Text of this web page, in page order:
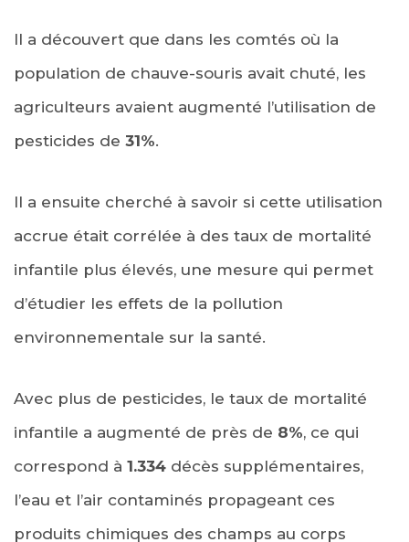
Il a découvert que dans les comtés où la
population de chauve-souris avait chuté, les
agriculteurs avaient augmenté l’utilisation de
pesticides de 31%.
Il a ensuite cherché à savoir si cette utilisation
accrue était corrélée à des taux de mortalité
infantile plus élevés, une mesure qui permet
d’étudier les effets de la pollution
environnementale sur la santé.
Avec plus de pesticides, le taux de mortalité
infantile a augmenté de près de 8%, ce qui
correspond à 1.334 décès supplémentaires,
l’eau et l’air contaminés propageant ces
produits chimiques des champs au corps